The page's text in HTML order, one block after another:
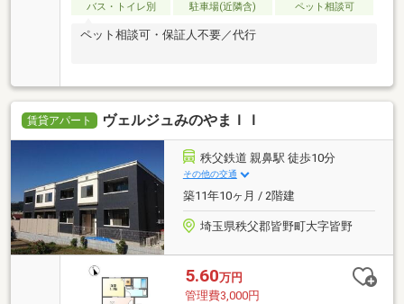
バス・トイレ別
駐車場(近隣含) ペット相談可
ペット相談可・保証人不要／代行
賃貸アパート ヴェルジュみのやまＩＩ
秩父鉄道 親鼻駅 徒歩10分
その他の交通
築11年10ヶ月 / 2階建
埼玉県秩父郡皆野町大字皆野
5.60万円
管理費3,000円